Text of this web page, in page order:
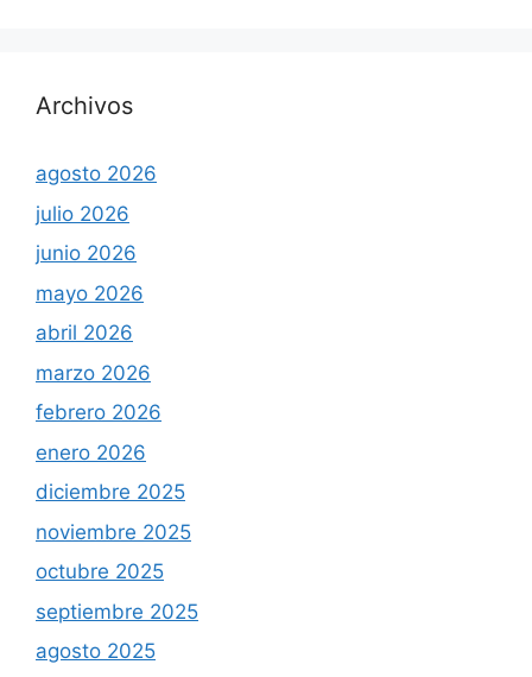
Archivos
agosto 2026
julio 2026
junio 2026
mayo 2026
abril 2026
marzo 2026
febrero 2026
enero 2026
diciembre 2025
noviembre 2025
octubre 2025
septiembre 2025
agosto 2025